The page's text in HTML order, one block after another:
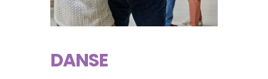
Pour Qui ?
DANSE